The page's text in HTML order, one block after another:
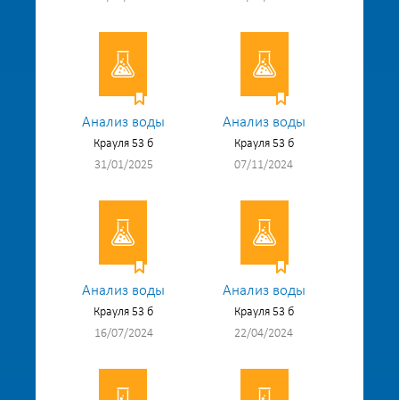
Анализ воды
Крауля 53 б
31/01/2025
Анализ воды
Крауля 53 б
07/11/2024
Анализ воды
Крауля 53 б
16/07/2024
Анализ воды
Крауля 53 б
22/04/2024